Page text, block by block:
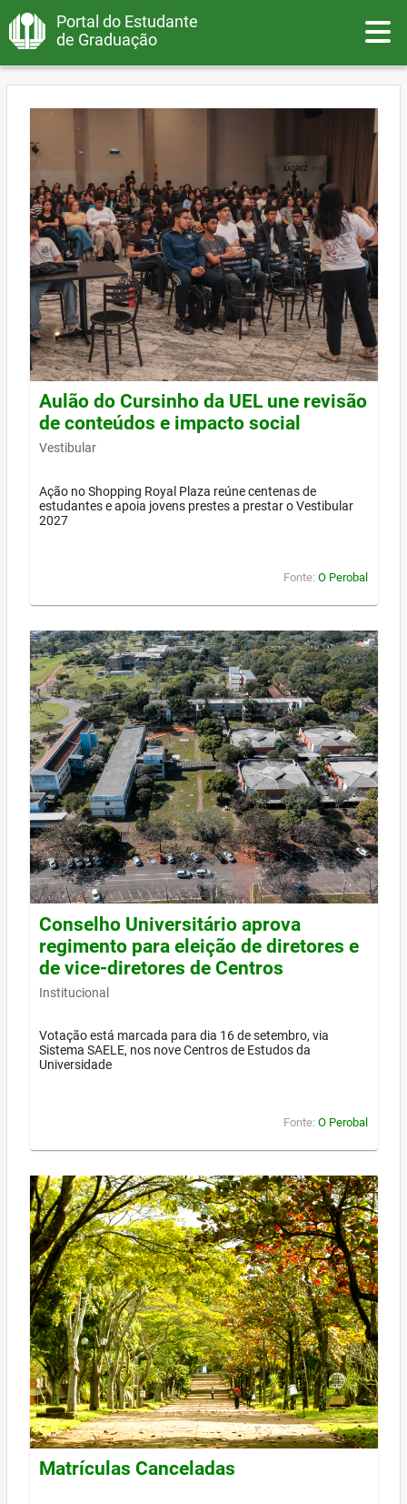
Portal do Estudante
de Graduação
Aulão do Cursinho da UEL une revisão
de conteúdos e impacto social
Vestibular
Ação no Shopping Royal Plaza reúne centenas de
estudantes e apoia jovens prestes a prestar o Vestibular
2027
Fonte: O Perobal
Conselho Universitário aprova
regimento para eleição de diretores e
de vice-diretores de Centros
Institucional
Votação está marcada para dia 16 de setembro, via
Sistema SAELE, nos nove Centros de Estudos da
Universidade
Fonte: O Perobal
Matrículas Canceladas